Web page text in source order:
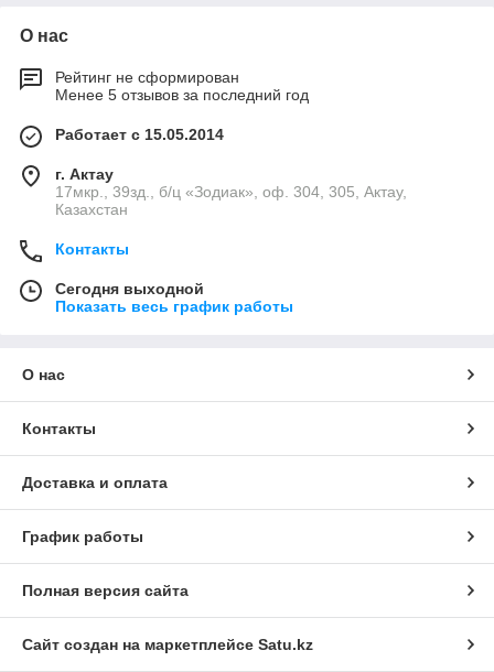
О нас
Рейтинг не сформирован
Менее 5 отзывов за последний год
Работает с 15.05.2014
г. Актау
17мкр., 39зд., б/ц «Зодиак», оф. 304, 305, Актау,
Казахстан
Контакты
Сегодня выходной
Показать весь график работы
О нас
Контакты
Доставка и оплата
График работы
Полная версия сайта
Сайт создан на маркетплейсе Satu.kz